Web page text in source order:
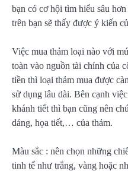
bạn có cơ hội tìm hiểu sâu
trên bạn sẽ thấy được ý kiến
Việc mua thảm loại nào với
toàn vào nguồn tài chính của
tiền thì loại thảm mua được
sử dụng lâu dài. Bên cạnh
khánh tiết thì bạn cũng nên
dáng, họa tiết,… của thảm.
Màu sắc : nên chọn những
tinh tế như trắng, vàng hoặc